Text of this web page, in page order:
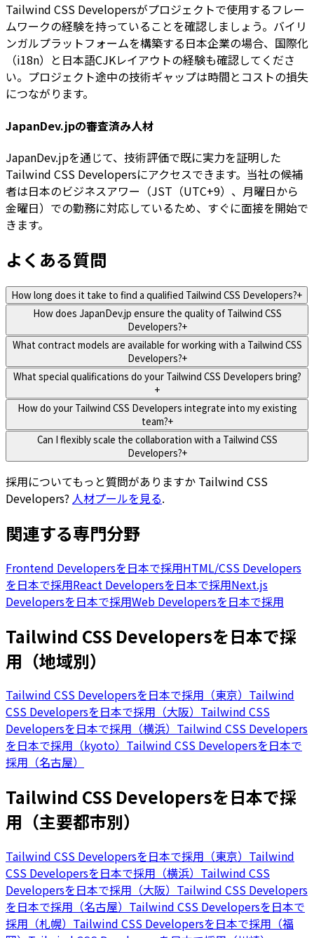
Tailwind CSS Developersがプロジェクトで使用するフレー
ムワークの経験を持っていることを確認しましょう。バイリ
ンガルプラットフォームを構築する日本企業の場合、国際化
（i18n）と日本語CJKレイアウトの経験も確認してくださ
い。プロジェクト途中の技術ギャップは時間とコストの損失
につながります。
JapanDev.jpの審査済み人材
JapanDev.jpを通じて、技術評価で既に実力を証明した
Tailwind CSS Developersにアクセスできます。当社の候補
者は日本のビジネスアワー（JST（UTC+9）、月曜日から
金曜日）での勤務に対応しているため、すぐに面接を開始で
きます。
よくある質問
How long does it take to find a qualified Tailwind CSS Developers?+
How does JapanDev.jp ensure the quality of Tailwind CSS
Developers?+
What contract models are available for working with a Tailwind CSS
Developers?+
What special qualifications do your Tailwind CSS Developers bring?
+
How do your Tailwind CSS Developers integrate into my existing
team?+
Can I flexibly scale the collaboration with a Tailwind CSS
Developers?+
採用についてもっと質問がありますか Tailwind CSS
Developers? 人材プールを見る.
関連する専門分野
Frontend Developersを日本で採用HTML/CSS Developers
を日本で採用React Developersを日本で採用Next.js
Developersを日本で採用Web Developersを日本で採用
Tailwind CSS Developersを日本で採
用（地域別）
Tailwind CSS Developersを日本で採用（東京） Tailwind
CSS Developersを日本で採用（大阪） Tailwind CSS
Developersを日本で採用（横浜） Tailwind CSS Developers
を日本で採用（kyoto） Tailwind CSS Developersを日本で
採用（名古屋）
Tailwind CSS Developersを日本で採
用（主要都市別）
Tailwind CSS Developersを日本で採用（東京） Tailwind
CSS Developersを日本で採用（横浜） Tailwind CSS
Developersを日本で採用（大阪） Tailwind CSS Developers
を日本で採用（名古屋） Tailwind CSS Developersを日本で
採用（札幌） Tailwind CSS Developersを日本で採用（福